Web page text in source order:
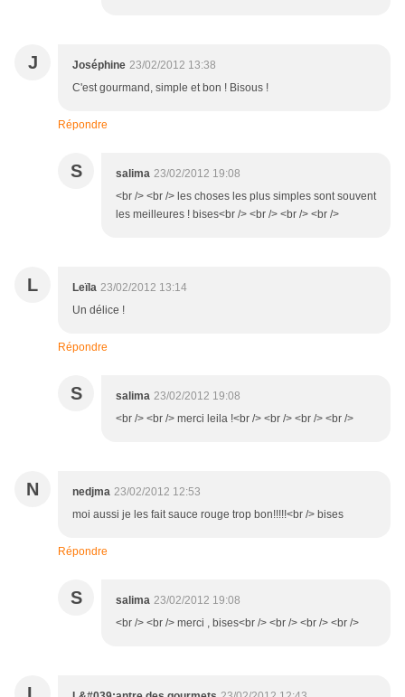
J Joséphine 23/02/2012 13:38
C'est gourmand, simple et bon ! Bisous !
Répondre
S salima 23/02/2012 19:08
<br /> <br /> les choses les plus simples sont souvent
les meilleures ! bises<br /> <br /> <br /> <br />
L Leïla 23/02/2012 13:14
Un délice !
Répondre
S salima 23/02/2012 19:08
<br /> <br /> merci leila !<br /> <br /> <br /> <br />
N nedjma 23/02/2012 12:53
moi aussi je les fait sauce rouge trop bon!!!!!<br /> bises
Répondre
S salima 23/02/2012 19:08
<br /> <br /> merci , bises<br /> <br /> <br /> <br />